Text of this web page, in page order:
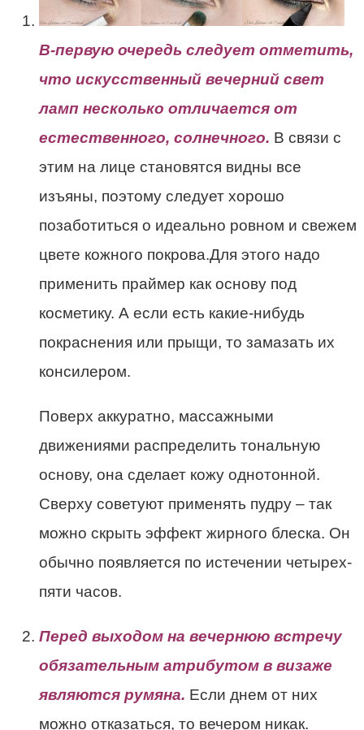
В-первую очередь следует отметить,
что искусственный вечерний свет
ламп несколько отличается от
естественного, солнечного. В связи с
этим на лице становятся видны все
изъяны, поэтому следует хорошо
позаботиться о идеально ровном и свежем
цвете кожного покрова.Для этого надо
применить праймер как основу под
косметику. А если есть какие-нибудь
покраснения или прыщи, то замазать их
консилером.
Поверх аккуратно, массажными
движениями распределить тональную
основу, она сделает кожу однотонной.
Сверху советуют применять пудру – так
можно скрыть эффект жирного блеска. Он
обычно появляется по истечении четырех-
пяти часов.
Перед выходом на вечернюю встречу
обязательным атрибутом в визаже
являются румяна. Если днем от них
можно отказаться, то вечером никак.